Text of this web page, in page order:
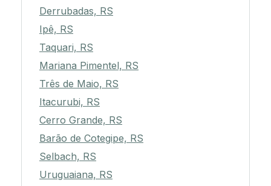
Derrubadas, RS
Ipê, RS
Taquari, RS
Mariana Pimentel, RS
Três de Maio, RS
Itacurubi, RS
Cerro Grande, RS
Barão de Cotegipe, RS
Selbach, RS
Uruguaiana, RS